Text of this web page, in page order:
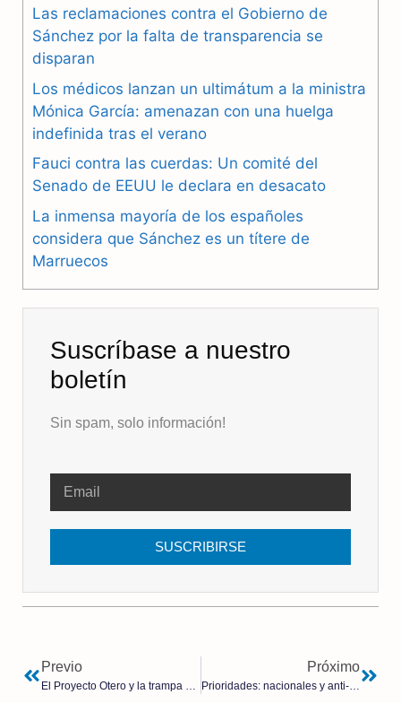
e
b
o
o
k
e
r
a
m
t
A
p
p
Las reclamaciones contra el Gobierno de
Sánchez por la falta de transparencia se
disparan
Los médicos lanzan un ultimátum a la ministra
Mónica García: amenazan con una huelga
indefinida tras el verano
Fauci contra las cuerdas: Un comité del
Senado de EEUU le declara en desacato
La inmensa mayoría de los españoles
considera que Sánchez es un títere de
Marruecos
Suscríbase a nuestro
boletín
Sin spam, solo información!
SUSCRIBIRSE
Previo
El Proyecto Otero y la trampa de las expropiaciones forzosas
Próximo
Prioridades: nacionales y anti-nacionales | Javier Toledano